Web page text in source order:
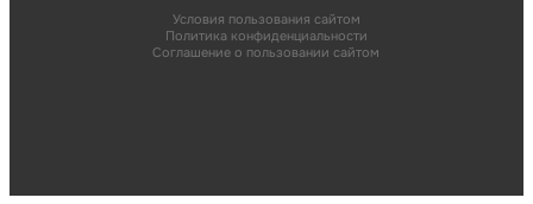
Условия пользования сайтом
Политика конфиденциальности
Соглашение о пользовании сайтом